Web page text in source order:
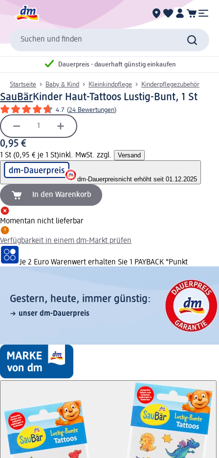
Suchen und finden
Dauerpreis - dauerhaft günstig einkaufen
Startseite Baby & Kind Kleinkindpflege Kinderpflegezubehör
SauBärKinder Haut-Tattoos Lustig-Bunt, 1 St
4.7 (24 Bewertungen)
0,95 €
1 St (0,95 € je 1 St)inkl. MwSt. zzgl. Versand
dm-Dauerpreisnicht erhöht seit 01.12.2025
In den Warenkorb
Momentan nicht lieferbar
Verfügbarkeit in einem dm-Markt prüfen
Je 2 Euro Warenwert erhalten Sie 1 PAYBACK °Punkt
Gestern, heute, immer günstig:
unser dm-Dauerpreis